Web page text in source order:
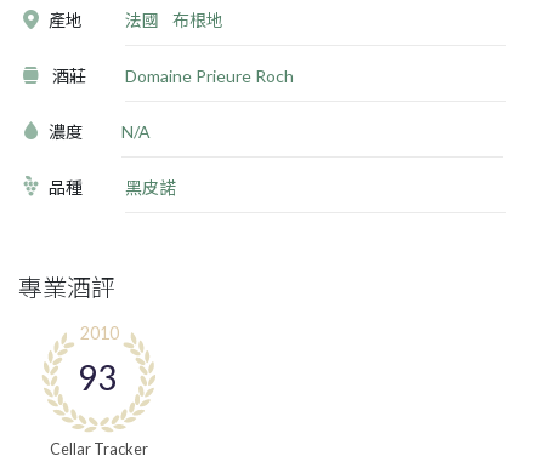
產地 法國 布根地
酒莊 Domaine Prieure Roch
濃度 N/A
品種 黑皮諾
專業酒評
2010
93
Cellar Tracker